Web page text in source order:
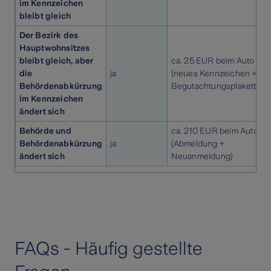
im Kennzeichen
bleibt gleich
Der Bezirk des
Hauptwohnsitzes
bleibt gleich, aber
die
Behördenabkürzung
im Kennzeichen
ändert sich
ja
ca. 25 EUR beim Auto
(neues Kennzeichen +
Begutachtungsplakette)
Behörde und
Behördenabkürzung
ändert sich
ja
ca. 210 EUR beim Auto
(Abmeldung +
Neuanmeldung)
FAQs - Häufig gestellte